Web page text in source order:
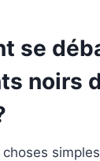
se
noirs